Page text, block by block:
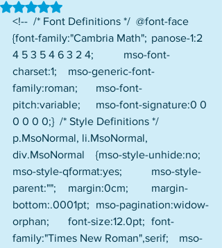
Avaliado com NaN de 5 estrelas.
<!--  /* Font Definitions */  @font-face
{font-family:"Cambria Math"; 	panose-1:2
4 5 3 5 4 6 3 2 4; 	mso-font-
charset:1; 	mso-generic-font-
family:roman; 	mso-font-
pitch:variable; 	mso-font-signature:0 0
0 0 0 0;}  /* Style Definitions */
p.MsoNormal, li.MsoNormal,
div.MsoNormal 	{mso-style-unhide:no;
mso-style-qformat:yes; 	mso-style-
parent:""; 	margin:0cm; 	margin-
bottom:.0001pt; 	mso-pagination:widow-
orphan; 	font-size:12.0pt; 	font-
family:"Times New Roman",serif; 	mso-